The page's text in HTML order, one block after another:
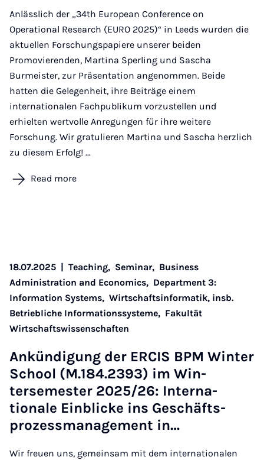
Anlässlich der „34th European Conference on
Operational Research (EURO 2025)“ in Leeds wurden die
aktuellen Forschungspapiere unserer beiden
Promovierenden, Martina Sperling und Sascha
Burmeister, zur Präsentation angenommen. Beide
hatten die Gelegenheit, ihre Beiträge einem
internationalen Fachpublikum vorzustellen und
erhielten wertvolle Anregungen für ihre weitere
Forschung. Wir gratulieren Martina und Sascha herzlich
zu diesem Erfolg! …
Read more
18.07.2025 Teaching, Seminar, Business
Administration and Economics, Department 3:
Information Systems, Wirtschaftsinformatik, insb.
Betriebliche Informationssysteme, Fakultät
Wirtschaftswissenschaften
Ankündi­gung der ER­CIS BPM Winter
School (M.184.2393) im Win­
tersemester 2025/26: In­ter­na­
tionale Ein­blicke ins Geschäft­s­
prozess­man­age­ment in…
Wir freuen uns, gemeinsam mit dem internationalen